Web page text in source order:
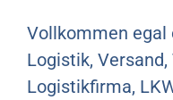
Vollkommen egal
Logistik,
Logistikfirma,